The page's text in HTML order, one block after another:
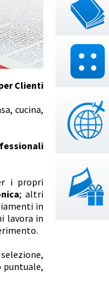
Clienti
cucina,
i propri
; altri
in
lavora in
puntuale,